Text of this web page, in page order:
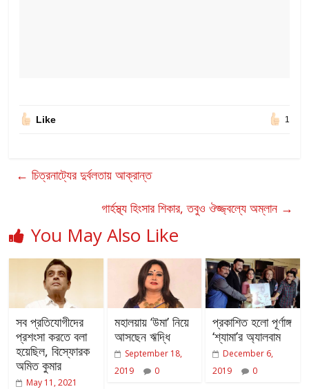
Like 1
← চিত্রনাট্যের দুর্বলতায় আক্রান্ত
গার্হস্থ্য হিংসার শিকার, তবুও ঔজ্জ্বল্যে অম্লান →
You May Also Like
সব প্রতিযোগীদের
প্রশংসা করতে বলা
হয়েছিল, বিস্ফোরক
অমিত কুমার
May 11, 2021
মহালয়ায় ‘উমা’ নিয়ে
আসছেন ঋদ্ধি
September 18,
2019
0
প্রকাশিত হলো পূর্ণাঙ্গ
‘শ্যামা’র অ্যালবাম
December 6,
2019
0